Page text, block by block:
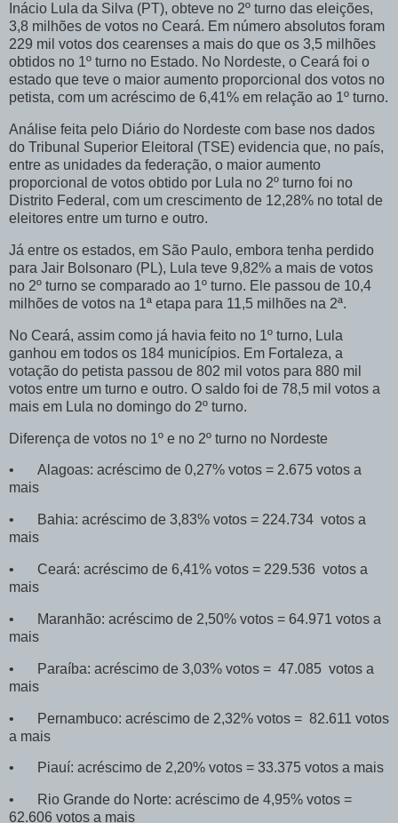
Inácio Lula da Silva (PT), obteve no 2º turno das eleições,
3,8 milhões de votos no Ceará. Em número absolutos foram
229 mil votos dos cearenses a mais do que os 3,5 milhões
obtidos no 1º turno no Estado. No Nordeste, o Ceará foi o
estado que teve o maior aumento proporcional dos votos no
petista, com um acréscimo de 6,41% em relação ao 1º turno.
Análise feita pelo Diário do Nordeste com base nos dados
do Tribunal Superior Eleitoral (TSE) evidencia que, no país,
entre as unidades da federação, o maior aumento
proporcional de votos obtido por Lula no 2º turno foi no
Distrito Federal, com um crescimento de 12,28% no total de
eleitores entre um turno e outro.
Já entre os estados, em São Paulo, embora tenha perdido
para Jair Bolsonaro (PL), Lula teve 9,82% a mais de votos
no 2º turno se comparado ao 1º turno. Ele passou de 10,4
milhões de votos na 1ª etapa para 11,5 milhões na 2ª.
No Ceará, assim como já havia feito no 1º turno, Lula
ganhou em todos os 184 municípios. Em Fortaleza, a
votação do petista passou de 802 mil votos para 880 mil
votos entre um turno e outro. O saldo foi de 78,5 mil votos a
mais em Lula no domingo do 2º turno.
Diferença de votos no 1º e no 2º turno no Nordeste
•
Alagoas: acréscimo de 0,27% votos = 2.675 votos a
mais
•
Bahia: acréscimo de 3,83% votos = 224.734 votos a
mais
•
Ceará: acréscimo de 6,41% votos = 229.536 votos a
mais
•
Maranhão: acréscimo de 2,50% votos = 64.971 votos a
mais
•
Paraíba: acréscimo de 3,03% votos = 47.085 votos a
mais
•
Pernambuco: acréscimo de 2,32% votos = 82.611 votos
a mais
• Piauí: acréscimo de 2,20% votos = 33.375 votos a mais
•
Rio Grande do Norte: acréscimo de 4,95% votos =
62.606 votos a mais